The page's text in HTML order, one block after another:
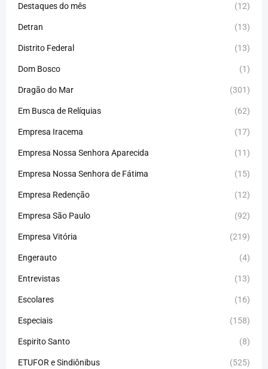
Destaques do mês (12)
Detran (13)
Distrito Federal (13)
Dom Bosco (1)
Dragão do Mar (301)
Em Busca de Relíquias (62)
Empresa Iracema (17)
Empresa Nossa Senhora Aparecida (11)
Empresa Nossa Senhora de Fátima (15)
Empresa Redenção (12)
Empresa São Paulo (92)
Empresa Vitória (219)
Engerauto (4)
Entrevistas (13)
Escolares (16)
Especiais (158)
Espirito Santo (8)
ETUFOR e Sindiônibus (525)